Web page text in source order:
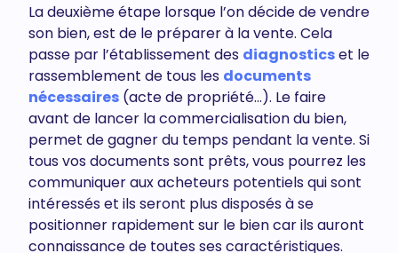
La deuxième étape lorsque l’on décide de vendre
son bien, est de le préparer à la vente. Cela
passe par l’établissement des diagnosticset le
rassemblement de tous les documents
nécessaires (acte de propriété…). Le faire
avant de lancer la commercialisation du bien,
permet de gagner du temps pendant la vente. Si
tous vos documents sont prêts, vous pourrez les
communiquer aux acheteurs potentiels qui sont
intéressés et ils seront plus disposés à se
positionner rapidement sur le bien car ils auront
connaissance de toutes ses caractéristiques.